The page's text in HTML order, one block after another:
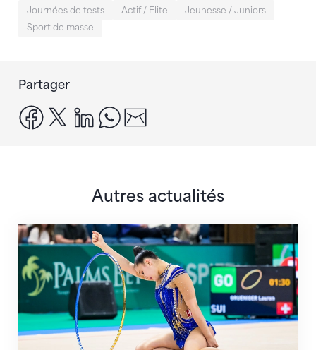
Journées de tests Actif / Elite
Jeunesse / Juniors
Sport de masse
Partager
facebook
x linkedinwhatsapp
Autres actualités
Prochaine étape : les Championnats du monde